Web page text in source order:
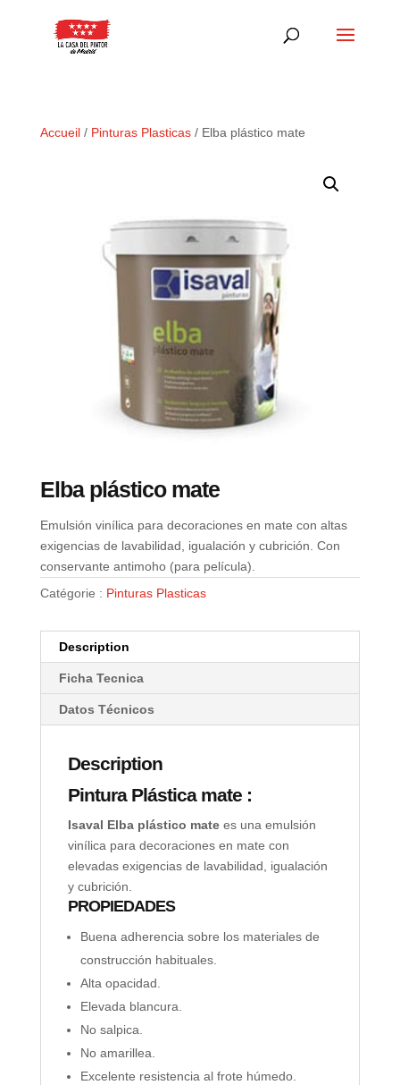
Accueil/ Pinturas Plasticas/ Elba plástico mate
Elba plástico mate
Emulsión vinílica para decoraciones en mate con altas
exigencias de lavabilidad, igualación y cubrición. Con
conservante antimoho (para película).
Catégorie : Pinturas Plasticas
Description
Ficha Tecnica
Datos Técnicos
Description
Pintura Plástica mate :
Isaval Elba plástico matees una emulsión
vinílica para decoraciones en mate con
elevadas exigencias de lavabilidad, igualación
y cubrición.
PROPIEDADES
Buena adherencia sobre los materiales de
construcción habituales.
Alta opacidad.
Elevada blancura.
No salpica.
No amarillea.
Excelente resistencia al frote húmedo.